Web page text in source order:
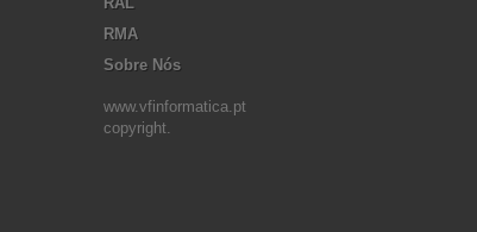
RMA
Sobre Nós
www.vfinformatica.pt
copyright.